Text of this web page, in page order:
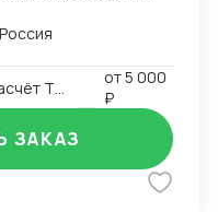
с 2016-ого
ГТД, Заполнитель.
связана с
таможенной и
с
товара.
запасов и
от5 000
₽
ЗАКАЗ